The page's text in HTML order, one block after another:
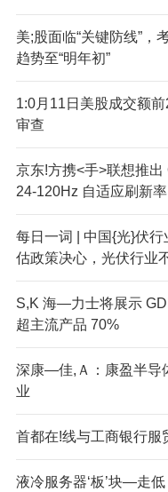
美;股面临“关键防线”，
趋势至“明年初”
1:0月11日美股成交额
审查
京东!方携<手>联想推出
24-120Hz 自适应刷新
每日一词 | 中国{光}伏
估政策决心，光伏行业
S,K 海—力士将展示
超主流产品 70%
深康—佳,Ａ：康盈半导
业
首都在!线与工商银行服
液冷服务器‘板’块—走